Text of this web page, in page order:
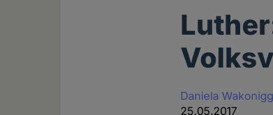
Daniela Wakonigg
25.05.2017